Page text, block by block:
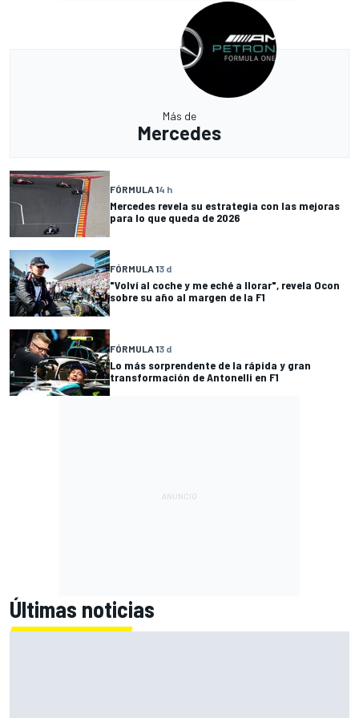
Más de
Mercedes
FÓRMULA 14 h
Mercedes revela su estrategia con las mejoras
para lo que queda de 2026
FÓRMULA 13 d
"Volví al coche y me eché a llorar", revela Ocon
sobre su año al margen de la F1
FÓRMULA 13 d
Lo más sorprendente de la rápida y gran
transformación de Antonelli en F1
Últimas noticias